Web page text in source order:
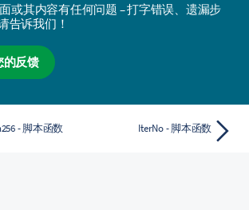
或其内容有任何问题 – 打字错误、遗漏步
告诉我们！
的反馈
- 脚本函数 IterNo - 脚本函数